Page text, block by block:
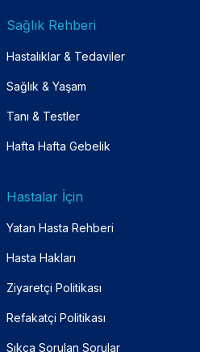
Sağlık Rehberi
Hastalıklar & Tedaviler
Sağlık & Yaşam
Tanı & Testler
Hafta Hafta Gebelik
Hastalar İçin
Yatan Hasta Rehberi
Hasta Hakları
Ziyaretçi Politikası
Refakatçi Politikası
Sıkça Sorulan Sorular